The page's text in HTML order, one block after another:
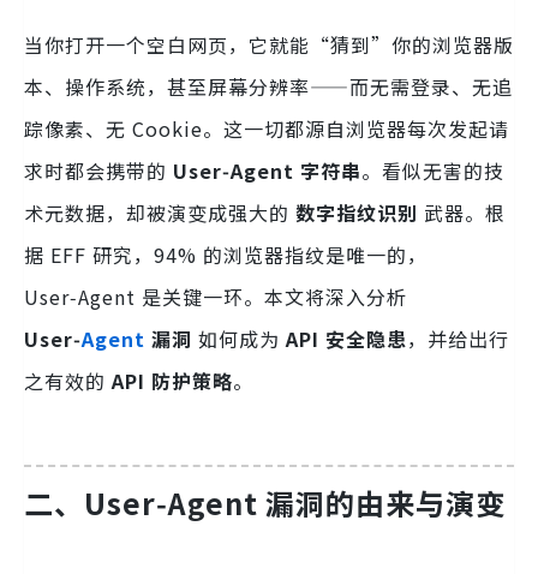
当你打开一个空白网页，它就能“猜到”你的浏览器版
本、操作系统，甚至屏幕分辨率——而无需登录、无追
踪像素、无 Cookie。这一切都源自浏览器每次发起请
求时都会携带的 User‑Agent 字符串。看似无害的技
术元数据，却被演变成强大的 数字指纹识别 武器。根
据 EFF 研究，94% 的浏览器指纹是唯一的，
User‑Agent 是关键一环。本文将深入分析
User‑Agent 漏洞 如何成为API 安全隐患，并给出行
之有效的API 防护策略。
二、User‑Agent 漏洞的由来与演变